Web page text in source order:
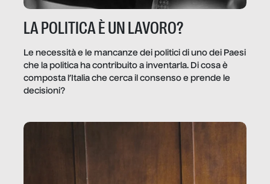
LA POLITICA È UN LAVORO?
Le necessità e le mancanze dei politici di uno dei Paesi
che la politica ha contribuito a inventarla. Di cosa è
composta l’Italia che cerca il consenso e prende le
decisioni?